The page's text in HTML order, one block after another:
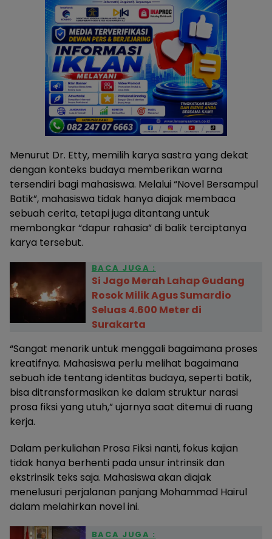
Menurut Dr. Etty, memilih karya sastra yang dekat
dengan konteks budaya memberikan warna
tersendiri bagi mahasiswa. Melalui “Novel Bersampul
Batik”, mahasiswa tidak hanya diajak membaca
sebuah cerita, tetapi juga ditantang untuk
membongkar “dapur rahasia” di balik terciptanya
karya tersebut.
BACA JUGA :
Si Jago Merah Lahap Gudang
Rosok Milik Agus Sumardio
Seluas 4.600 Meter di
Surakarta
“Sangat menarik untuk menggali bagaimana proses
kreatifnya. Mahasiswa perlu melihat bagaimana
sebuah ide tentang identitas budaya, seperti batik,
bisa ditransformasikan ke dalam struktur narasi
prosa fiksi yang utuh,” ujarnya saat ditemui di ruang
kerja.
Dalam perkuliahan Prosa Fiksi nanti, fokus kajian
tidak hanya berhenti pada unsur intrinsik dan
ekstrinsik teks saja. Mahasiswa akan diajak
menelusuri perjalanan panjang Mohammad Hairul
dalam melahirkan novel ini.
BACA JUGA :